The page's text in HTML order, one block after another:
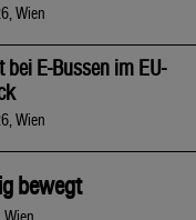
Wien
bei E-Bussen im EU-
Wien
bewegt